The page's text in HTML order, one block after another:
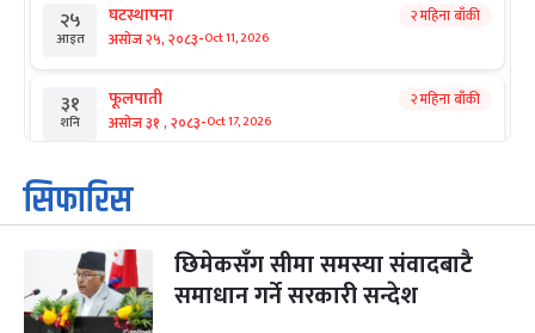
२५
आइत
घटस्थापना
असोज २५, २०८३-Oct 11, 2026
२ महिना बाँकी
३१
शनि
फूलपाती
असोज ३१ , २०८३-Oct 17, 2026
२ महिना बाँकी
१
आइत
कार्तिक सङ्क्रान्ति
कार्तिक १, २०८३
३
मंगल
महानवमी
कार्तिक ३, २०८३-Oct 20, 2026
२ महिना बाँकी
सिफारिस
छिमेकसँग सीमा समस्या संवादबाटै
समाधान गर्ने सरकारी सन्देश